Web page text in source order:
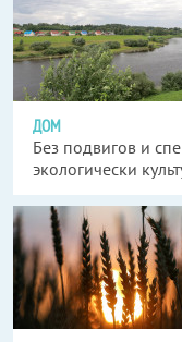
ДОМ
Без подвигов и
экологически